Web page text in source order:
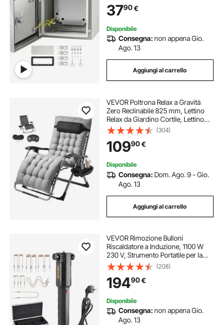
esterni/interni
3790€
Disponibile
Consegna:non appena Gio.
Ago. 13
Aggiungi al carrello
VEVOR Poltrona Relax a Gravità
Zero Reclinabile 825 mm, Lettino
Relax da Giardino Cortile, Lettino
Antigravità Regolabile con Cuscino,
Poggiatesta, Poggiapiedi,
Portabicchieri Carico 226,8 kg
Grigio
(304)
10990€
Disponibile
Consegna: Dom. Ago. 9 - Gio.
Ago. 13
Aggiungi al carrello
VEVOR Rimozione Bulloni
Riscaldatore a Induzione, 1100 W
230 V, Strumento Portatile per la
Rimozione di Dadi, Mini Macchina
Riscaldante per la Rimozione di Viti
Arrugginite, con 10 Bobine e Scatola
(208)
19490€
Disponibile
Consegna:non appena Gio.
Ago. 13